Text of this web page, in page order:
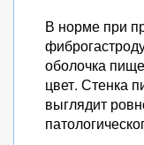
В норме при
оболочка
цвет. Стенка
выглядит